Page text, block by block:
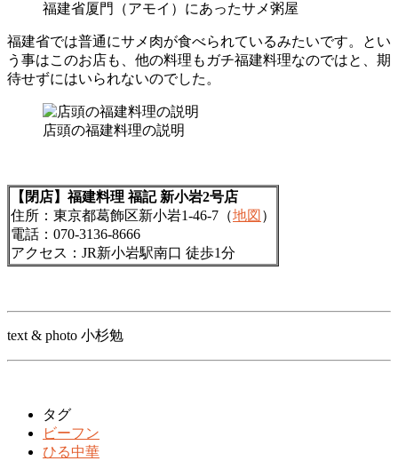
福建省厦門（アモイ）にあったサメ粥屋
福建省では普通にサメ肉が食べられているみたいです。とい
う事はこのお店も、他の料理もガチ福建料理なのではと、期
待せずにはいられないのでした。
店頭の福建料理の説明
【閉店】福建料理 福記 新小岩2号店
住所：東京都葛飾区新小岩1-46-7（地図 ）
電話：070-3136-8666
アクセス：JR新小岩駅南口 徒歩1分
text & photo 小杉勉
タグ
ビーフン
ひる中華